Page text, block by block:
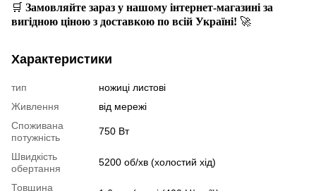
🛒 Замовляйте зараз у нашому інтернет-магазині за
вигідною ціною з доставкою по всій Україні! 🚀
Характеристики
тип
ножиці листові
Живлення
від мережі
Споживана
потужність
750 Вт
Швидкість
обертання
5200 об/хв (холостий хід)
Товщина